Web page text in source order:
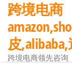
前
往
内
跨境电商
皮
跨境电商领先咨询